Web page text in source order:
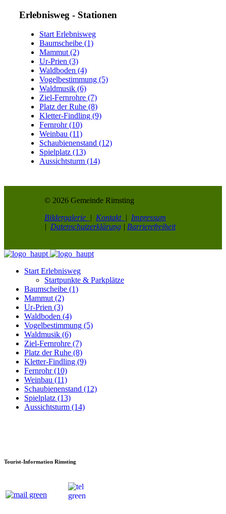
Erlebnisweg - Stationen
Start Erlebnisweg
Baumscheibe (1)
Mammut (2)
Ur-Prien (3)
Waldboden (4)
Vogelbestimmung (5)
Waldmusik (6)
Ziel-Fernrohre (7)
Platz der Ruhe (8)
Kletter-Findling (9)
Fernrohr (10)
Weinbau (11)
Schaubienenstand (12)
Spielplatz (13)
Aussichtsturm (14)
© 2026 Gemeinde Rimsting
Bildergalerie | Kontakt | Impressum
| Datenschutzerklärung | Barrierefreiheit
Start Erlebnisweg
Startpunkte & Parkplätze
Baumscheibe (1)
Mammut (2)
Ur-Prien (3)
Waldboden (4)
Vogelbestimmung (5)
Waldmusik (6)
Ziel-Fernrohre (7)
Platz der Ruhe (8)
Kletter-Findling (9)
Fernrohr (10)
Weinbau (11)
Schaubienenstand (12)
Spielplatz (13)
Aussichtsturm (14)
Tourist-Information Rimsting